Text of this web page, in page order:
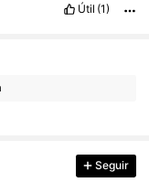
Útil (1)
Seguir